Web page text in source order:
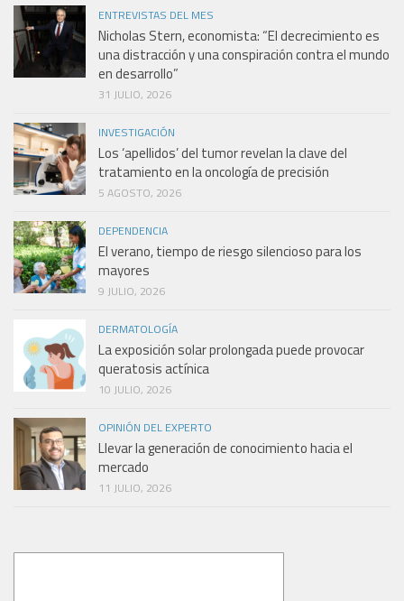
ENTREVISTAS DEL MES
Nicholas Stern, economista: “El decrecimiento es
una distracción y una conspiración contra el mundo
en desarrollo”
31 JULIO, 2026
INVESTIGACIÓN
Los ‘apellidos’ del tumor revelan la clave del
tratamiento en la oncología de precisión
5 AGOSTO, 2026
DEPENDENCIA
El verano, tiempo de riesgo silencioso para los
mayores
9 JULIO, 2026
DERMATOLOGÍA
La exposición solar prolongada puede provocar
queratosis actínica
10 JULIO, 2026
OPINIÓN DEL EXPERTO
Llevar la generación de conocimiento hacia el
mercado
11 JULIO, 2026